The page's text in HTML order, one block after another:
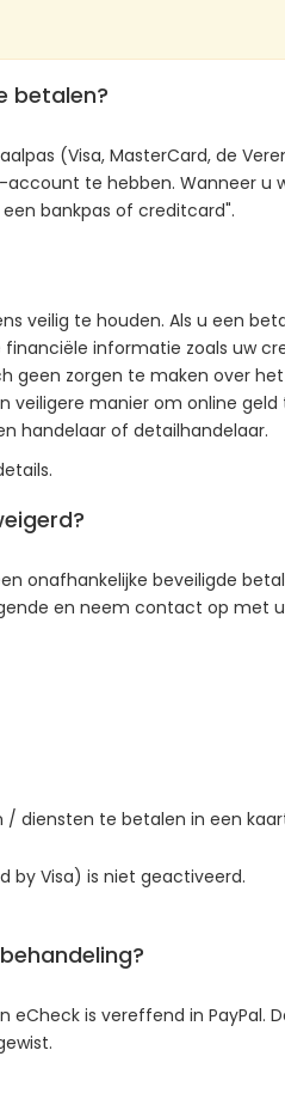
betalen?
(Visa, MasterCard, de
te hebben. Wanneer u
bankpas of creditcard".
veilig te houden. Als u een
informatie zoals uw
geen zorgen te maken over
veiligere manier om online
handelaar of detailhandelaar.
onafhankelijke beveiligde
en neem contact op met
/ diensten te betalen in een
by Visa) is niet geactiveerd.
is vereffend in PayPal.